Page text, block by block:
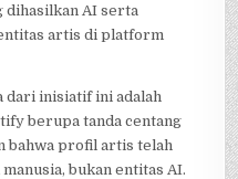
PROFIL
LEBIH
dihasilkan AI serta
artis di platform
dari inisiatif ini adalah
berupa tanda centang
bahwa profil artis telah
bukan entitas AI.